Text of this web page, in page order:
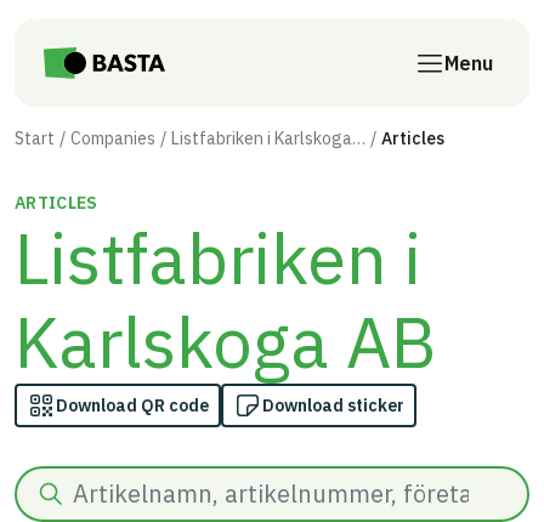
Menu
Start Companies Listfabriken i Karlskoga AB Articles
ARTICLES
Listfabriken i
Karlskoga AB
Download QR code Download sticker
Search